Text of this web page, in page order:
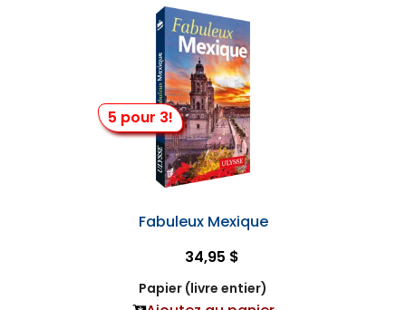
5 pour 3!
Fabuleux Mexique
34,95 $
Papier (livre entier)